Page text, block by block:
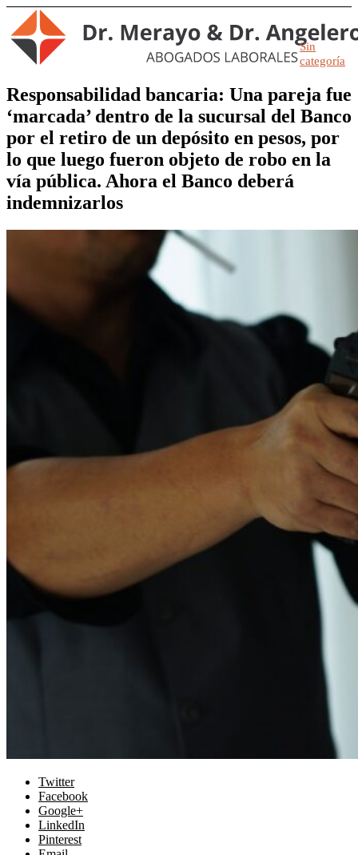
Sin
categoría
Responsabilidad bancaria: Una pareja fue
‘marcada’ dentro de la sucursal del Banco
por el retiro de un depósito en pesos, por
lo que luego fueron objeto de robo en la
vía pública. Ahora el Banco deberá
indemnizarlos
Twitter
Facebook
Google+
LinkedIn
Pinterest